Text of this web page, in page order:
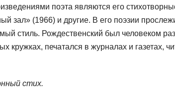
поэта являются его
зал» (1966) и другие. В его поэзии
стиль. Рождественский был человеком
кружках, печатался в журналах и газетах,
стих.